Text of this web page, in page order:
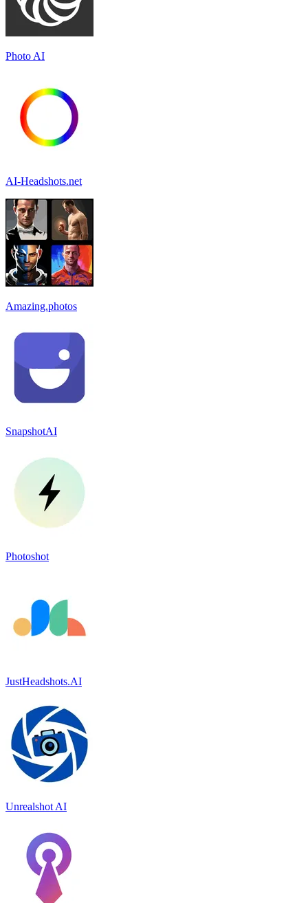
Photo AI
AI-Headshots.net
Amazing.photos
SnapshotAI
Photoshot
JustHeadshots.AI
Unrealshot AI